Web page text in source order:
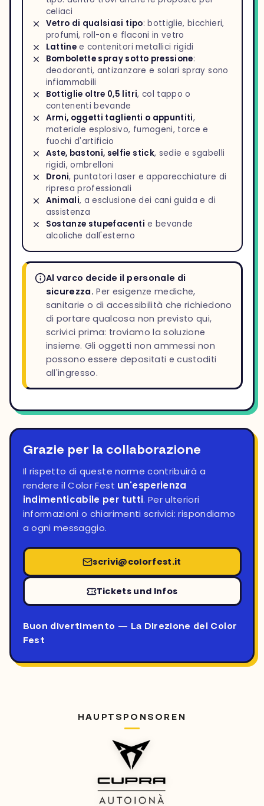
celiaci
Vetro di qualsiasi tipo: bottiglie, bicchieri,
profumi, roll-on e flaconi in vetro
Lattinee contenitori metallici rigidi
Bombolette spray sotto pressione:
deodoranti, antizanzare e solari spray sono
infiammabili
Bottiglie oltre 0,5 litri, col tappo o
contenenti bevande
Armi, oggetti taglienti o appuntiti,
materiale esplosivo, fumogeni, torce e
fuochi d'artificio
Aste, bastoni, selfie stick, sedie e sgabelli
rigidi, ombrelloni
Droni, puntatori laser e apparecchiature di
ripresa professionali
Animali, a esclusione dei cani guida e di
assistenza
Sostanze stupefacenti e bevande
alcoliche dall'esterno
Al varco decide il personale di
sicurezza. Per esigenze mediche,
sanitarie o di accessibilità che richiedono
di portare qualcosa non previsto qui,
scrivici prima: troviamo la soluzione
insieme. Gli oggetti non ammessi non
possono essere depositati e custoditi
all'ingresso.
Grazie per la collaborazione
Il rispetto di queste norme contribuirà a
rendere il Color Fest un'esperienza
indimenticabile per tutti. Per ulteriori
informazioni o chiarimenti scrivici: rispondiamo
a ogni messaggio.
scrivi@colorfest.it
Tickets und Infos
Buon divertimento — La Direzione del Color
Fest
HAUPTSPONSOREN